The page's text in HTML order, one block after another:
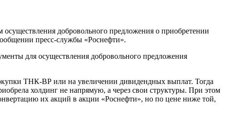
добровольного предложения о приобретении
пресс-службы «Роснефти».
для осуществления добровольного предложения
ТНК-ВР или на увеличении дивидендных выплат. Тогда
холдинг не напрямую, а через свои структуры. При этом
их акций в акции «Роснефти», но по цене ниже той,